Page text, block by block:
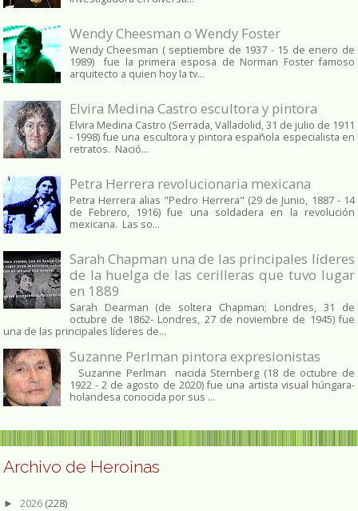
Wendy Cheesman o Wendy Foster
Wendy Cheesman ( septiembre de 1937 - 15 de enero de
1989) fue la primera esposa de Norman Foster famoso
arquitecto a quien hoy la tv...
Elvira Medina Castro escultora y pintora
Elvira Medina Castro (Serrada, Valladolid, 31 de julio de 1911
- 1998) fue una escultora y pintora española especialista en
retratos. Nació...
Petra Herrera revolucionaria mexicana
Petra Herrera alias "Pedro Herrera" (29 de Junio, 1887 - 14
de Febrero, 1916) fue una soldadera en la revolución
mexicana. Las so...
Sarah Chapman una de las principales líderes
de la huelga de las cerilleras que tuvo lugar
en 1889
Sarah Dearman (de soltera Chapman; Londres, 31 de
octubre de 1862​- Londres, 27 de noviembre de 1945)​ fue
una de las principales líderes de...
Suzanne Perlman pintora expresionistas
Suzanne Perlman nacida Sternberg (18 de octubre de
1922 - 2 de agosto de 2020) fue una artista visual húngara-
holandesa conocida por sus ...
Archivo de Heroinas
► 2026 (228)